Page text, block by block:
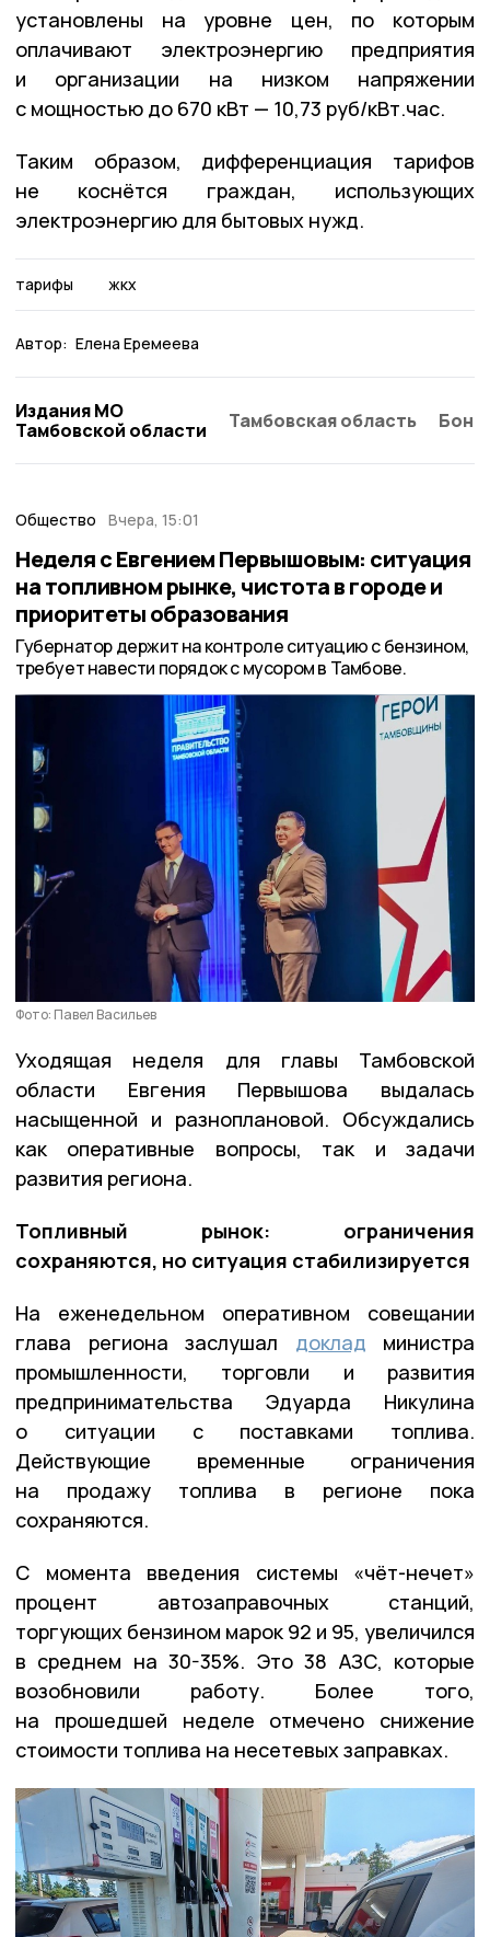
установлены на уровне цен, по которым
оплачивают электроэнергию предприятия
и организации на низком напряжении
с мощностью до 670 кВт — 10,73 руб/кВт.час.
Таким образом, дифференциация тарифов
не коснётся граждан, использующих
электроэнергию для бытовых нужд.
тарифы жкх
Автор: Елена Еремеева
Издания МО
Тамбовской области
Тамбовская область
Общество Вчера, 15:01
Неделя с Евгением Первышовым: ситуация
на топливном рынке, чистота в городе и
приоритеты образования
Губернатор держит на контроле ситуацию с бензином,
требует навести порядок с мусором в Тамбове.
Фото: Павел Васильев
Уходящая неделя для главы Тамбовской
области Евгения Первышова выдалась
насыщенной и разноплановой. Обсуждались
как оперативные вопросы, так и задачи
развития региона.
Топливный рынок: ограничения
сохраняются, но ситуация стабилизируется
На еженедельном оперативном совещании
глава региона заслушал доклад министра
промышленности, торговли и развития
предпринимательства Эдуарда Никулина
о ситуации с поставками топлива.
Действующие временные ограничения
на продажу топлива в регионе пока
сохраняются.
С момента введения системы «чёт-нечет»
процент автозаправочных станций,
торгующих бензином марок 92 и 95, увеличился
в среднем на 30-35%. Это 38 АЗС, которые
возобновили работу. Более того,
на прошедшей неделе отмечено снижение
стоимости топлива на несетевых заправках.